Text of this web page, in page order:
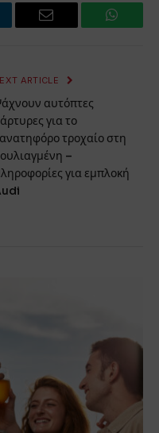
Email
ARTICLE
αυτόπτες
για το
τροχαίο στη
–
για εμπλοκή